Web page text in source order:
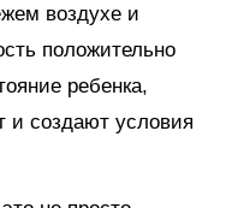
воздухе и
положительно
ребенка,
и создают условия